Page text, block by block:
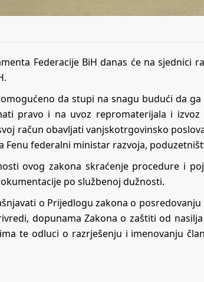
Federacije BiH danas će na sjednici
da stupi na snagu budući da
pravo i na uvoz repromaterijala i
račun obavljati vanjskotrgovinsko
Fenu federalni ministar razvoja,
ovog zakona skraćenje procedure i
po službenoj dužnosti.
o Prijedlogu zakona o
dopunama Zakona o zaštiti od
te odluci o razrješenju i imenovanju